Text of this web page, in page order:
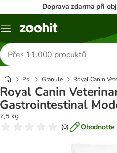
Doprava zdarma při
Menu
Hledat
produkty
Psi Granule Royal Canin
Royal Canin
Gastrointestinal
7,5 kg
(0)